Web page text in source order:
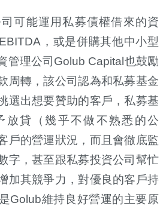
可能運用私募債權借來的資
，或是併購其他中小型
管理公司Golub Capital也鼓勵
周轉，該公司認為和私募基金
選出想要贊助的客戶，私募基
放貸（幾乎不做不熟悉的公
戶的營運狀況，而且會徹底監
字，甚至跟私募投資公司幫忙
加其競爭力，對優良的客戶持
Golub維持良好營運的主要原